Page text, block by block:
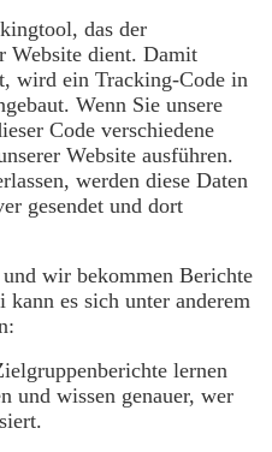
das der
Website dient. Damit
wird ein Tracking-Code in
Wenn Sie unsere
Code verschiedene
Website ausführen.
werden diese Daten
gesendet und dort
wir bekommen Berichte
es sich unter anderem
lernen
und wissen genauer, wer